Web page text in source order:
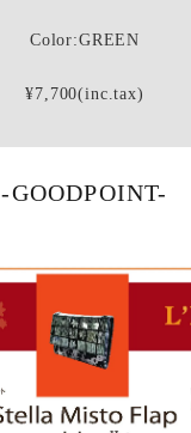
Color:GREEN
¥7,700(inc.tax)
-GOODPOINT-